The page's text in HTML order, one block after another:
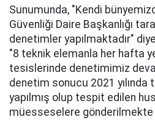
Sunumunda, "Kendi
Güvenliği Daire Başkanlığı
denetimler yapılmaktadır"
"8 teknik elemanla her hafta
tesislerinde denetimimiz
denetim sonucu 2021
yapılmış olup tespit edilen
müesseselere gönderilmekte